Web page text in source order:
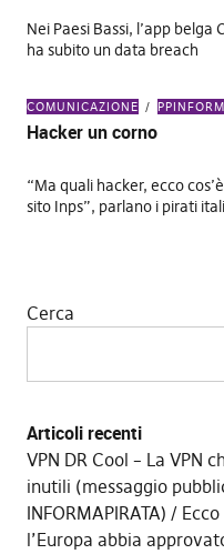
Nei Paesi Bassi, l’app belga
ha subito un data breach
COMUNICAZIONE
Hacker un corno
“Ma quali hacker, ecco
sito Inps”, parlano i pirati
Cerca
Articoli recenti
VPN DR Cool – La VPN
inutili (messaggio
INFORMAPIRATA)
l’Europa abbia